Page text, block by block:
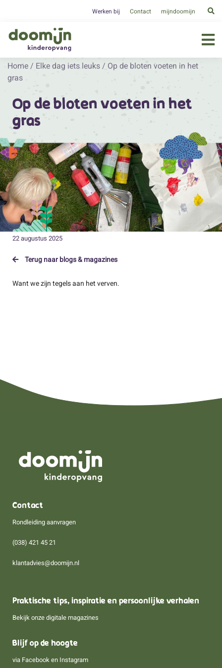
Werken bij Contact mijndoomijn
Home / Elke dag iets leuks / Op de bloten voeten in het
gras
Op de bloten voeten in het
gras
22 augustus 2025
Terug naar blogs & magazines
Want we zijn tegels aan het verven.
Contact
Rondleiding aanvragen
(038) 421 45 21
klantadvies@doomijn.nl
Praktische tips, inspiratie en persoonlijke verhalen
Bekijk onze digitale magazines
Blijf op de hoogte
via Facebook en Instagram